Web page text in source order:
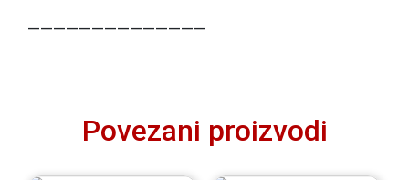
——————————————
Povezani proizvodi